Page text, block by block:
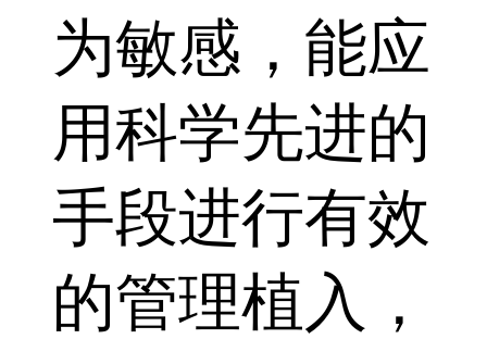
为敏感，能应
用科学先进的
手段进行有效
的管理植入，